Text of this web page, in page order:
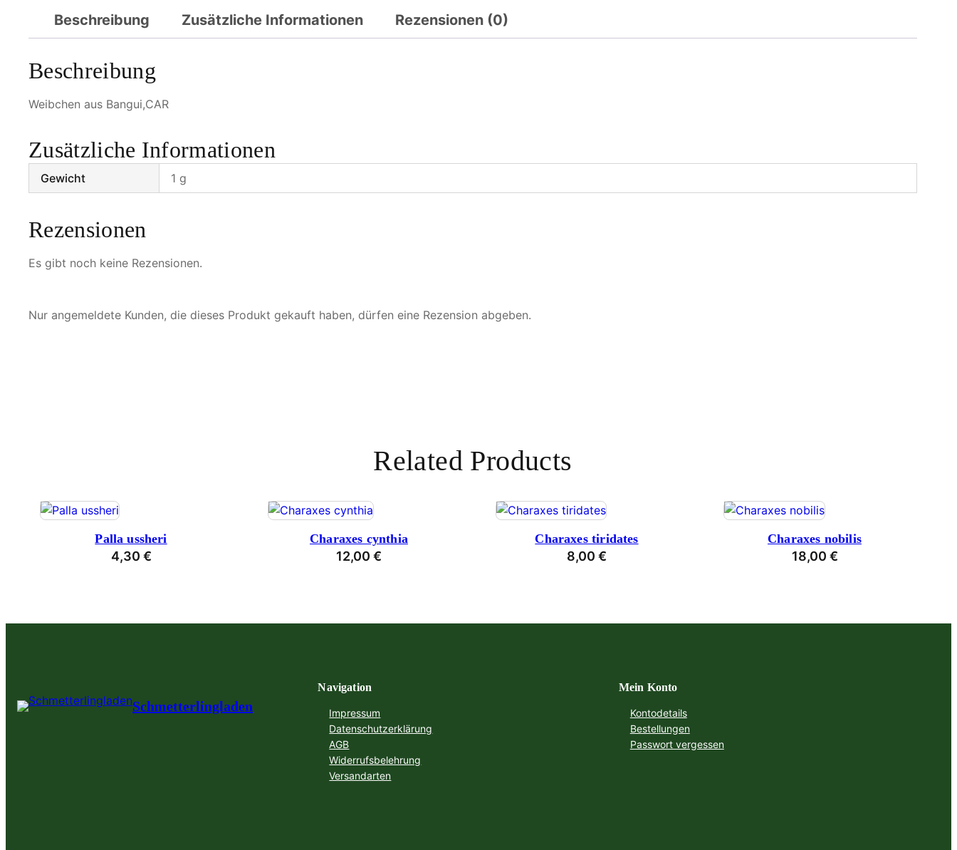
r
a
M
Beschreibung Zusätzliche Informationen Rezensionen (0)
Beschreibung
Weibchen aus Bangui,CAR
Zusätzliche Informationen
Gewicht 1 g
Rezensionen
Es gibt noch keine Rezensionen.
Nur angemeldete Kunden, die dieses Produkt gekauft haben, dürfen eine Rezension abgeben.
Related Products
Palla ussheri
4,30 €
Charaxes cynthia
12,00 €
Charaxes tiridates
8,00 €
Charaxes nobilis
18,00 €
Schmetterlingladen
Navigation
Impressum
Datenschutzerklärung
AGB
Widerrufsbelehrung
Versandarten
Mein Konto
Kontodetails
Bestellungen
Passwort vergessen